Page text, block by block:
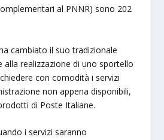
al PNNR) sono 202
cambiato il suo tradizionale
alla realizzazione di uno sportello
con comodità i servizi
non appena disponibili,
di Poste Italiane.
i servizi saranno